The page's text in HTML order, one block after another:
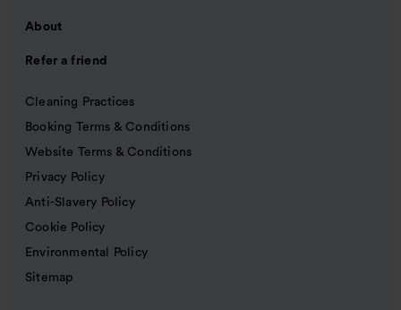
About
Refer a friend
Cleaning Practices
Booking Terms & Conditions
Website Terms & Conditions
Privacy Policy
Anti-Slavery Policy
Cookie Policy
Environmental Policy
Sitemap